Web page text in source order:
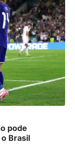
pode
Brasil